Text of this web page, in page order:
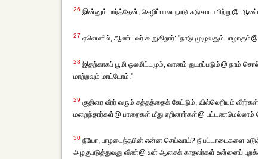
26 இன்னும் பார்த்தேன், செழிப்பான நாடு
27 ஏனெனில், ஆண்டவர் கூறுகிறார்: "நாடு முழுவதும்
28 இதற்காகப் பூமி ஓலமிட்டழும், வானம் துயரப்படும்@ நாம்
மாற்றவும் மாட்டோம்."
29 குதிரை வீரர் வரும் சத்தத்தைக் கேட்டும், வில்லெறியும்
மறைந்தார்கள்@ பாறைகள் மீது ஏறினார்கள்@ பட்டணமெல்லாம்
30 நீயோ, பாழடைந்தபின் என்ன செய்வாய்? நீ பட்டாடைகளை
அழகுபடுத்துவது வீண்@ உன் ஆசைக் காதலர்கள் உன்னைப்